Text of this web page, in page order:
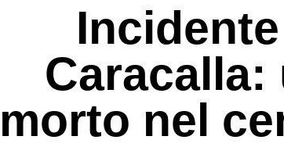
Caracalla:
morto nel